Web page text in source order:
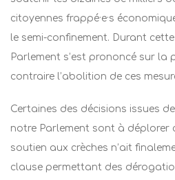
citoyennes frappé·e·s
le semi-confinement. Durant
Parlement s’est prononcé sur
contraire l’abolition de ces
Certaines des décisions issues
notre Parlement sont à déplorer
soutien aux crèches n’ait
clause permettant des